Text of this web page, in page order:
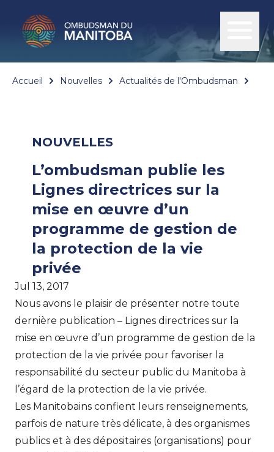
Accueil Nouvelles Actualités de l'Ombudsman
NOUVELLES
L’ombudsman publie les
Lignes directrices sur la
mise en œuvre d’un
programme de gestion de
la protection de la vie
privée
Jul 13, 2017
Nous avons le plaisir de présenter notre toute
dernière publication – Lignes directrices sur la
mise en œuvre d’un programme de gestion de la
protection de la vie privée pour favoriser la
responsabilité du secteur public du Manitoba à
l’égard de la protection de la vie privée.
Les Manitobains confient leurs renseignements,
parfois de nature très délicate, à des organismes
publics et à des dépositaires (organisations) pour